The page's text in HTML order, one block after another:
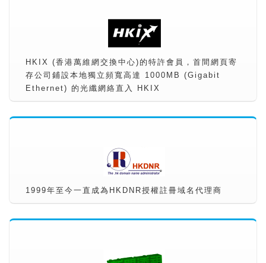
HKIX (香港萬維網交換中心)的特許會員，首間網頁寄
存公司鋪設本地獨立頻寬高達 1000MB (Gigabit
Ethernet) 的光纖網絡直入 HKIX
1999年至今一直成為HKDNR授權註冊域名代理商